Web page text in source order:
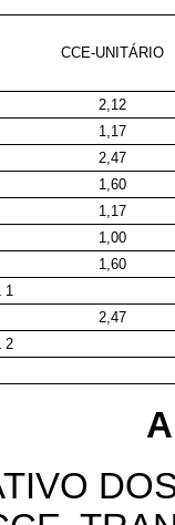
CCE-UNITÁRIO
2,12
1,17
2,47
1,60
1,17
1,00
1,60
1
2,47
2